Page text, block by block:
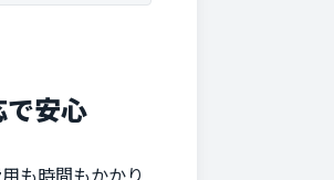
安心
も時間もかかり